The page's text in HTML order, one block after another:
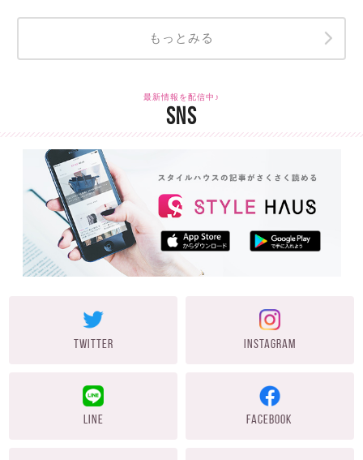
もっとみる
最新情報を配信中♪
SNS
TWITTER INSTAGRAM
LINE FACEBOOK